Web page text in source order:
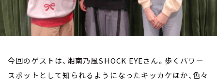
今回のゲストは、湘南乃風SHOCK EYEさん。歩くパワー
スポットとして知られるようになったキッカケほか、色々